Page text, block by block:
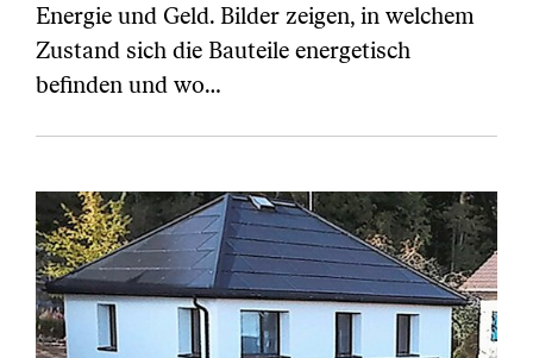
Energie und Geld. Bilder zeigen, in welchem
Zustand sich die Bauteile energetisch
befinden und wo…